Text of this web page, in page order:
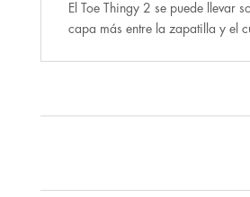
El Toe Thingy 2 se puede llevar
capa más entre la zapatilla y el